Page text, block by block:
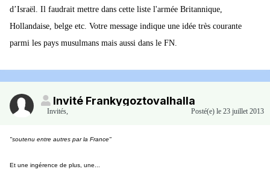
d’Israël. Il faudrait mettre dans cette liste l'armée Britannique,
Hollandaise, belge etc. Votre message indique une idée très courante
parmi les pays musulmans mais aussi dans le FN.
Invité Frankygoztovalhalla
Invités, Posté(e) le 23 juillet 2013
"soutenu entre autres par la France"
Et une ingérence de plus, une...